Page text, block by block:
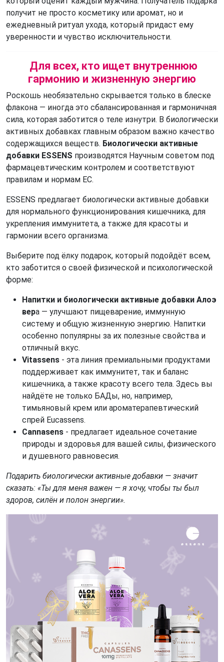
получит не просто косметику или аромат, но и
ежедневный ритуал ухода, который придаст ему
уверенности и чувство исключительности.
Для всех, кто ищет внутреннюю
гармонию и жизненную энергию
Роскошь необязательно скрывается только в блеске
флакона — иногда это сбалансированная и гармоничная
сила, которая заботится о теле изнутри. В биологически
активных добавках главным образом важно качество
содержащихся веществ. Биологически активные
добавки ESSENS производятся Научным советом под
фармацевтическим контролем и соответствуют
правилам и нормам ЕС.
ESSENS предлагает биологически активные добавки
для нормального функционирования кишечника, для
укрепления иммунитета, а также для красоты и
гармонии всего организма.
Выберите под ёлку подарок, который подойдёт всем,
кто заботится о своей физической и психологической
форме:
Напитки и биологически активные добавки Алоэ
вера — улучшают пищеварение, иммунную
систему и общую жизненную энергию. Напитки
особенно популярны за их полезные свойства и
отличный вкус.
Vitassens - эта линия премиальными продуктами
поддерживает как иммунитет, так и баланс
кишечника, а также красоту всего тела. Здесь вы
найдёте не только БАДы, но, например,
тимьяновый крем или ароматерапевтический
спрей Eucassens.
Cannasens - предлагает идеальное сочетание
природы и здоровья для вашей силы, физического
и душевного равновесия.
Подарить биологически активные добавки — значит
сказать: «Ты для меня важен — я хочу, чтобы ты был
здоров, силён и полон энергии».